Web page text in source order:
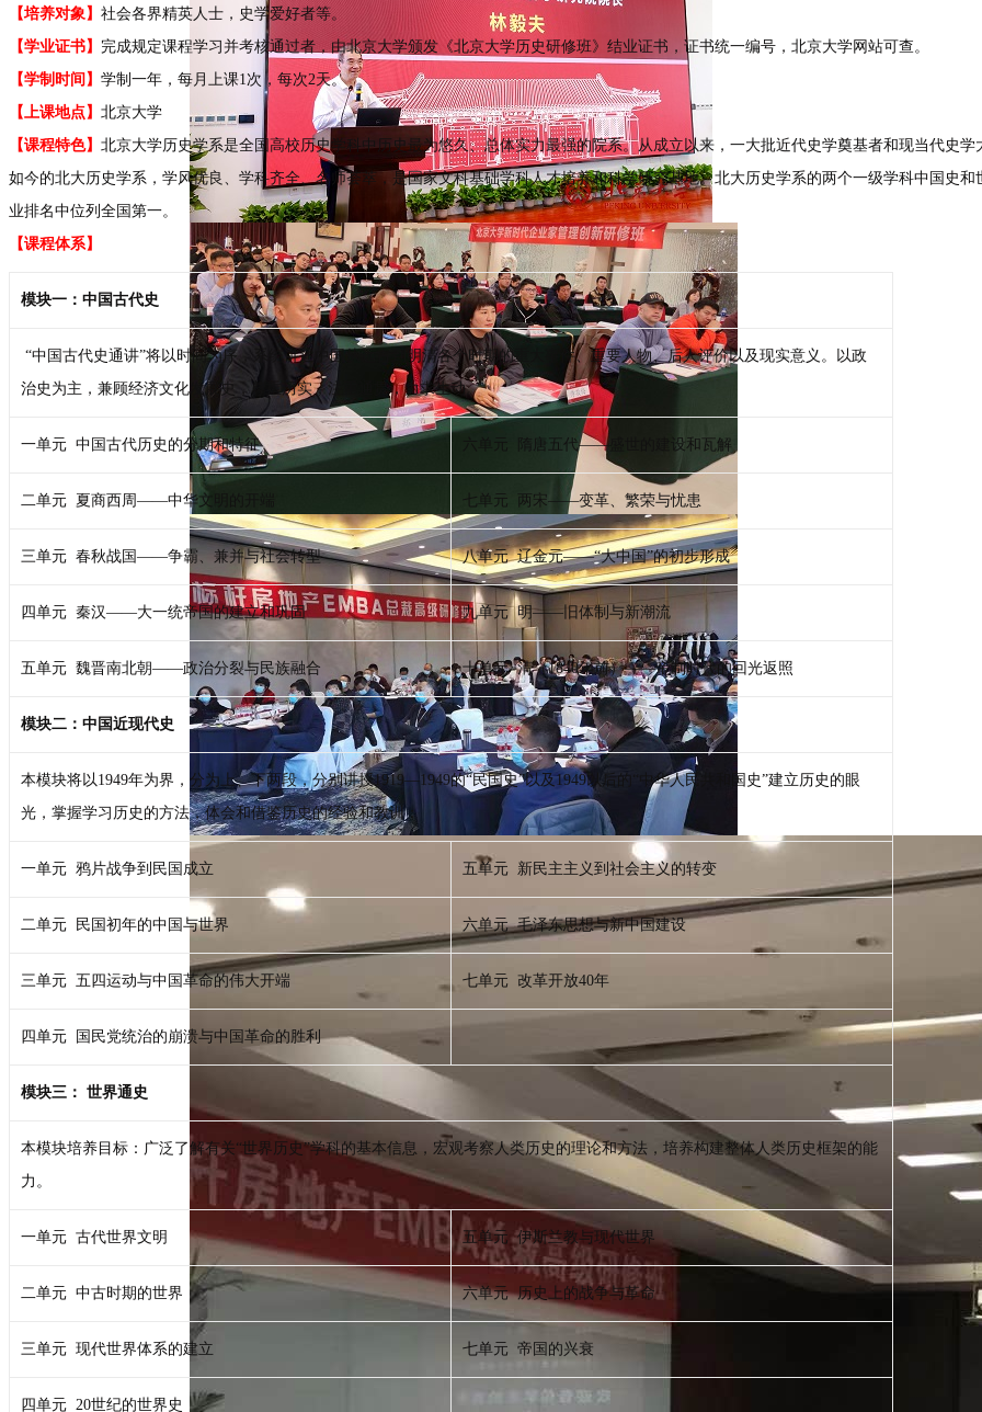
【培养对象】 社会各界精英人士，史学爱好者等。
【学业证书】 完成规定课程学习并考核通过者，由北京大学颁发《北京大学历史研修班》结业证书，证书统一编号，北京大学网站可查。
【学制时间】 学制一年，每月上课1次，每次2天。
【上课地点】 北京大学
【课程特色】 北京大学历史学系是全国高校历史学科中历史最为悠久、总体实力最强的院系。从成立以来，一大批近代史学奠基者和现当代史
如今的北大历史学系，学风优良、学科齐全、名师荟萃，是国家文科基础学科人才培养和科学研究基地。北大历史学系的两个一级学科中国史
业排名中位列全国第一。
【课程体系】
模块一：中国古代史
“中国古代史通讲”将以时间为序，系统讲述中国从远古到明清各个时期的重大事件、重要人物、后人评价以及现实意义。以政
治史为主，兼顾经济文化发展史，尊重历实，注重通贯，力求生动。
一单元 中国古代历史的分期和特征 六单元 隋唐五代——盛世的建设和瓦解
二单元 夏商西周——中华文明的开端 七单元 两宋——变革、繁荣与忧患
三单元 春秋战国——争霸、兼并与社会转型 八单元 辽金元——“大中国”的初步形成
四单元 秦汉——大一统帝国的建立和巩固 九单元 明——旧体制与新潮流
五单元 魏晋南北朝——政治分裂与民族融合 十单元 清（1840年前）——帝制时代的回光返照
模块二：中国近现代史
本模块将以1949年为界，分为上、下两段，分别讲授1919—1949的“民国史”以及1949以后的“中华人民共和国史”建立历史的眼
光，掌握学习历史的方法，体会和借鉴历史的经验和教训；
一单元 鸦片战争到民国成立 五单元 新民主主义到社会主义的转变
二单元 民国初年的中国与世界 六单元 毛泽东思想与新中国建设
三单元 五四运动与中国革命的伟大开端 七单元 改革开放40年
四单元 国民党统治的崩溃与中国革命的胜利
模块三： 世界通史
本模块培养目标：广泛了解有关“世界历史”学科的基本信息，宏观考察人类历史的理论和方法，培养构建整体人类历史框架的能
力。
一单元 古代世界文明 五单元 伊斯兰教与现代世界
二单元 中古时期的世界 六单元 历史上的战争与革命
三单元 现代世界体系的建立 七单元 帝国的兴衰
四单元 20世纪的世界史